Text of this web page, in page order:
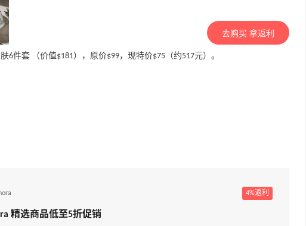
去购买 拿返利
6件套 （价值$181），原价$99，现特价$75（约517元）。
4%返利
精选商品低至5折促销